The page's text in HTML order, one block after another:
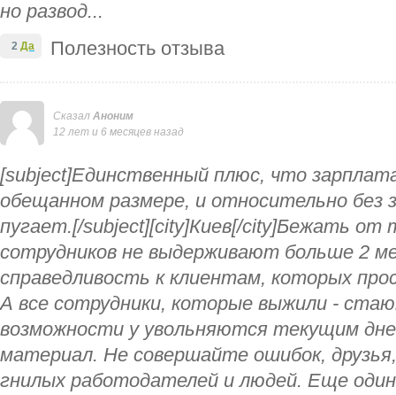
но развод...
Полезность отзыва
2 Да
Сказал Аноним
12 лет и 6 месяцев назад
[subject]Единственный плюс, что
обещанном размере, и относительно без
пугает.[/subject][city]Киев[/city]Бежать от
сотрудников не выдерживают больше 2
справедливость к клиентам, которых
А все сотрудники, которые выжили -
возможности у увольняются текущим
материал. Не совершайте ошибок,
гнилых работодателей и людей. Еще